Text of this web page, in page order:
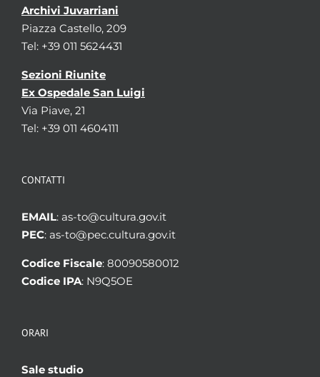
Archivi Juvarriani
Piazza Castello, 209
Tel: +39 011 5624431
Sezioni Riunite
Ex Ospedale San Luigi
Via Piave, 21
Tel: +39 011 4604111
CONTATTI
EMAIL: as-to@cultura.gov.it
PEC: as-to@pec.cultura.gov.it
Codice Fiscale: 80090580012
Codice IPA: N9Q5OE
ORARI
Sale studio